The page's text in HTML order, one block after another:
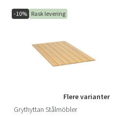
-10% Rask levering
Flere varianter
Grythyttan Stålmöbler